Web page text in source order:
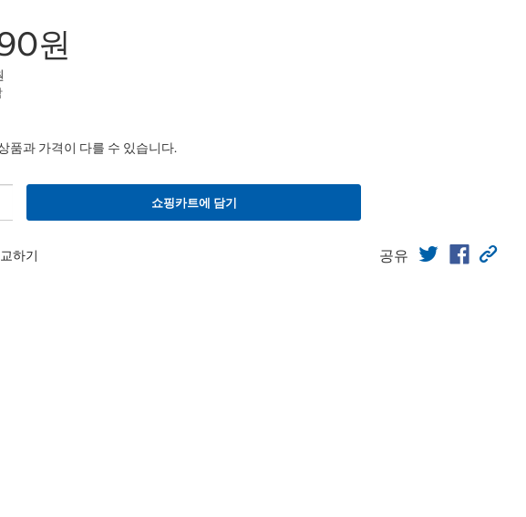
원
품과 가격이 다를 수 있습니다.
쇼핑카트에 담기
하기 공유